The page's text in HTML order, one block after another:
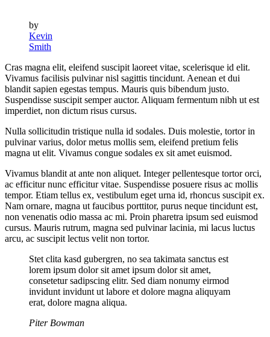
by
Kevin
Smith
Cras magna elit, eleifend suscipit laoreet vitae, scelerisque id elit.
Vivamus facilisis pulvinar nisl sagittis tincidunt. Aenean et dui
blandit sapien egestas tempus. Mauris quis bibendum justo.
Suspendisse suscipit semper auctor. Aliquam fermentum nibh ut est
imperdiet, non dictum risus cursus.
Nulla sollicitudin tristique nulla id sodales. Duis molestie, tortor in
pulvinar varius, dolor metus mollis sem, eleifend pretium felis
magna ut elit. Vivamus congue sodales ex sit amet euismod.
Vivamus blandit at ante non aliquet. Integer pellentesque tortor orci,
ac efficitur nunc efficitur vitae. Suspendisse posuere risus ac mollis
tempor. Etiam tellus ex, vestibulum eget urna id, rhoncus suscipit ex.
Nam ornare, magna ut faucibus porttitor, purus neque tincidunt est,
non venenatis odio massa ac mi. Proin pharetra ipsum sed euismod
cursus. Mauris rutrum, magna sed pulvinar lacinia, mi lacus luctus
arcu, ac suscipit lectus velit non tortor.
Stet clita kasd gubergren, no sea takimata sanctus est
lorem ipsum dolor sit amet ipsum dolor sit amet,
consetetur sadipscing elitr. Sed diam nonumy eirmod
invidunt invidunt ut labore et dolore magna aliquyam
erat, dolore magna aliqua.
Piter Bowman